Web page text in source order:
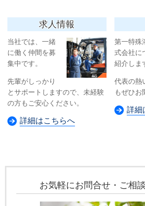
求人情報
当社では、一緒
に働く仲間を募
集中です。
先輩がしっかり
とサポートしますので、未経験
の方もご安心ください。
詳細はこちらへ
第一特殊
式会社に
紹介しま
代表の熱
もぜひお
詳細
お気軽にお問合せ・ご相